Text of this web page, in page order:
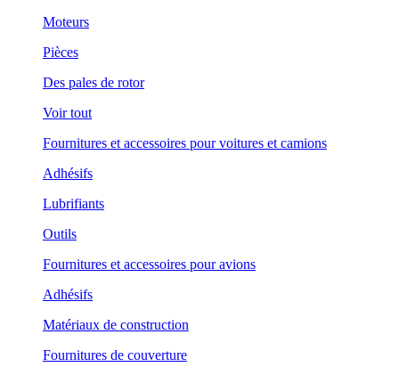
Moteurs
Pièces
Des pales de rotor
Voir tout
Fournitures et accessoires pour voitures et camions
Adhésifs
Lubrifiants
Outils
Fournitures et accessoires pour avions
Adhésifs
Matériaux de construction
Fournitures de couverture